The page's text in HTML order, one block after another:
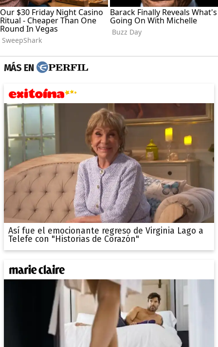
MÁS EN
Así fue el emocionante regreso de Virginia Lago a
Telefe con "Historias de Corazón"